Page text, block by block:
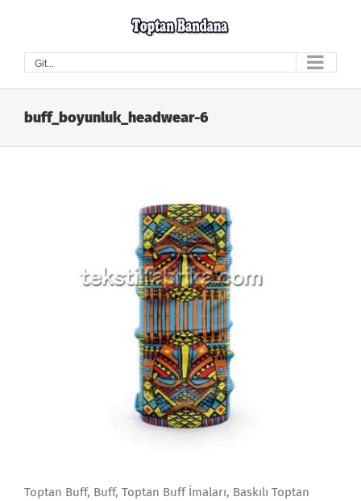
Git...
buff_boyunluk_headwear-6
Toptan Buff, Buff, Toptan Buff İmaları, Baskılı Toptan